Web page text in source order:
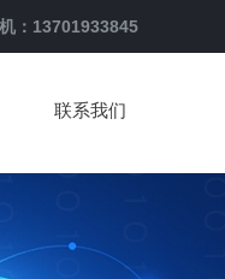
：13701933845
联系我们